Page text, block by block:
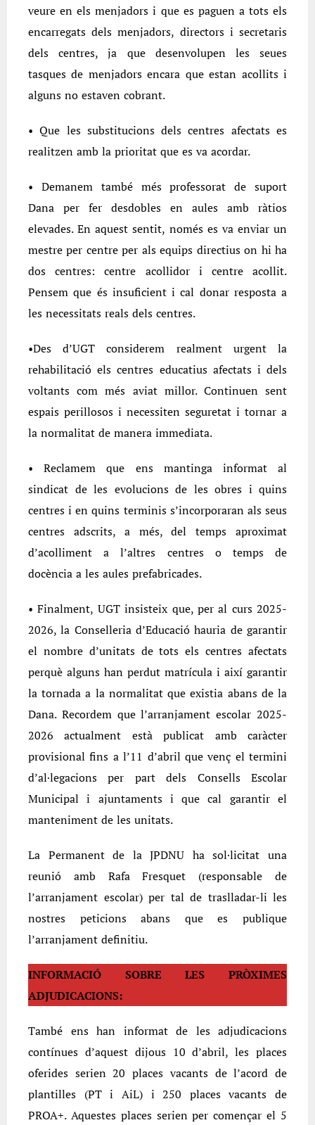
veure en els menjadors i que es paguen a tots els
encarregats dels menjadors, directors i secretaris
dels centres, ja que desenvolupen les seues
tasques de menjadors encara que estan acollits i
alguns no estaven cobrant.
• Que les substitucions dels centres afectats es
realitzen amb la prioritat que es va acordar.
• Demanem també més professorat de suport
Dana per fer desdobles en aules amb ràtios
elevades. En aquest sentit, només es va enviar un
mestre per centre per als equips directius on hi ha
dos centres: centre acollidor i centre acollit.
Pensem que és insuficient i cal donar resposta a
les necessitats reals dels centres.
•Des d’UGT considerem realment urgent la
rehabilitació els centres educatius afectats i dels
voltants com més aviat millor. Continuen sent
espais perillosos i necessiten seguretat i tornar a
la normalitat de manera immediata.
• Reclamem que ens mantinga informat al
sindicat de les evolucions de les obres i quins
centres i en quins terminis s’incorporaran als seus
centres adscrits, a més, del temps aproximat
d’acolliment a l’altres centres o temps de
docència a les aules prefabricades.
• Finalment, UGT insisteix que, per al curs 2025-
2026, la Conselleria d’Educació hauria de garantir
el nombre d’unitats de tots els centres afectats
perquè alguns han perdut matrícula i així garantir
la tornada a la normalitat que existia abans de la
Dana. Recordem que l’arranjament escolar 2025-
2026 actualment està publicat amb caràcter
provisional fins a l’11 d’abril que venç el termini
d’al·legacions per part dels Consells Escolar
Municipal i ajuntaments i que cal garantir el
manteniment de les unitats.
La Permanent de la JPDNU ha sol·licitat una
reunió amb Rafa Fresquet (responsable de
l’arranjament escolar) per tal de traslladar-li les
nostres peticions abans que es publique
l’arranjament definitiu.
INFORMACIÓ SOBRE LES PRÒXIMES
ADJUDICACIONS:
També ens han informat de les adjudicacions
contínues d’aquest dijous 10 d’abril, les places
oferides serien 20 places vacants de l’acord de
plantilles (PT i AiL) i 250 places vacants de
PROA+. Aquestes places serien per començar el 5